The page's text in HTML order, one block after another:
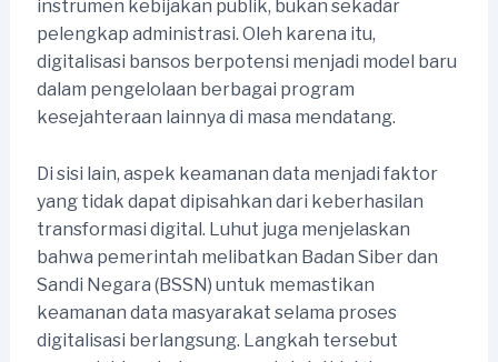
instrumen kebijakan publik, bukan sekadar
pelengkap administrasi. Oleh karena itu,
digitalisasi bansos berpotensi menjadi model baru
dalam pengelolaan berbagai program
kesejahteraan lainnya di masa mendatang.
Di sisi lain, aspek keamanan data menjadi faktor
yang tidak dapat dipisahkan dari keberhasilan
transformasi digital. Luhut juga menjelaskan
bahwa pemerintah melibatkan Badan Siber dan
Sandi Negara (BSSN) untuk memastikan
keamanan data masyarakat selama proses
digitalisasi berlangsung. Langkah tersebut